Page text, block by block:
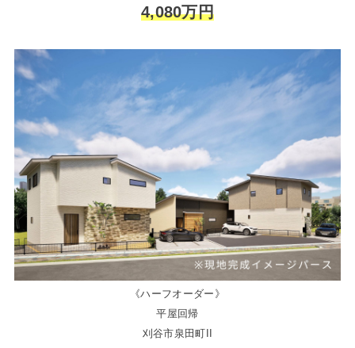
4,080万円
《ハーフオーダー》
平屋回帰
刈谷市泉田町II